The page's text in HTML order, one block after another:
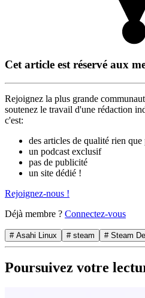
Cet article est réservé aux
Rejoignez la plus grande
soutenez le travail d'une rédaction
c'est:
des articles de qualité rien
un podcast exclusif
pas de publicité
un site dédié !
Rejoignez-nous !
Déjà membre ? Connectez-vous
# Asahi Linux # steam # Steam
Poursuivez votre